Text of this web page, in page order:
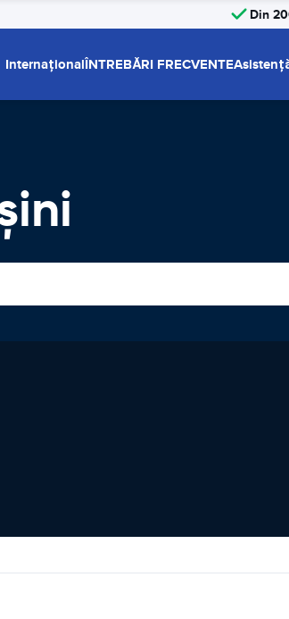
Din
InternaționalÎNTREBĂRI FRECVENTE